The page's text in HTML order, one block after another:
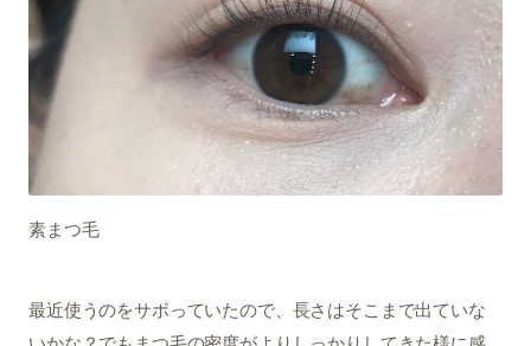
素まつ毛
最近使うのをサボっていたので、長さはそこまで出ていな